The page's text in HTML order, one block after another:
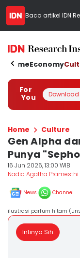
Baca artikel IDN
HomeEconomy
For
You
Download
Home Culture
Gen Alpha
Punya
16 Jun 2026, 13:00 WIB
Nadia Agatha Pramesthi
News Channel
ilustrasi parfum hitam
Intinya Sih